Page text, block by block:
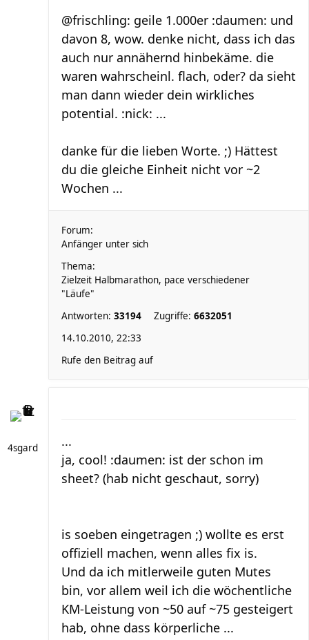
@frischling: geile 1.000er :daumen: und
davon 8, wow. denke nicht, dass ich das
auch nur annähernd hinbekäme. die
waren wahrscheinl. flach, oder? da sieht
man dann wieder dein wirkliches
potential. :nick: ...
danke für die lieben Worte. ;) Hättest
du die gleiche Einheit nicht vor ~2
Wochen ...
Forum:
Anfänger unter sich
Thema:
Zielzeit Halbmarathon, pace verschiedener
"Läufe"
Antworten: 33194 Zugriffe: 6632051
14.10.2010, 22:33
Rufe den Beitrag auf
4sgard
...
ja, cool! :daumen: ist der schon im
sheet? (hab nicht geschaut, sorry)
is soeben eingetragen ;) wollte es erst
offiziell machen, wenn alles fix is.
Und da ich mitlerweile guten Mutes
bin, vor allem weil ich die wöchentliche
KM-Leistung von ~50 auf ~75 gesteigert
hab, ohne dass körperliche ...